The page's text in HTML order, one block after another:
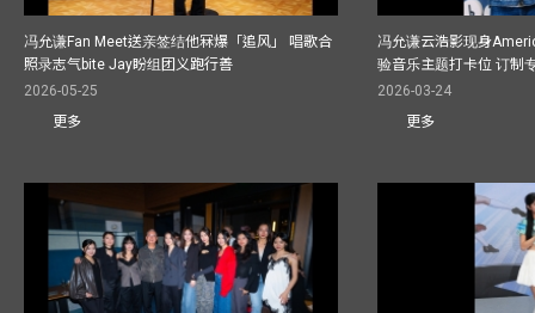
冯允谦Fan Meet送亲签结他冧爆「追风」 唱歌合
照录志气bite Jay盼组团义跑行善
2026-05-25
更多
冯允谦云浩影现身
验音乐主题打卡位 订制
2026-03-24
更多